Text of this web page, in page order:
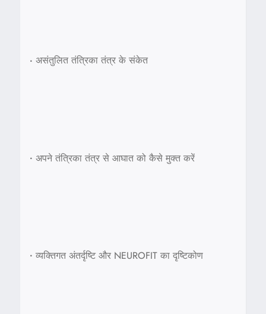
• असंतुलित तंत्रिका तंत्र के संकेत
• अपने तंत्रिका तंत्र से आघात को कैसे मुक्त करें
• व्यक्तिगत अंतर्दृष्टि और NEUROFIT का दृष्टिकोण